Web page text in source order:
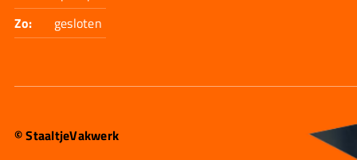
Zo:
gesloten
© StaaltjeVakwerk